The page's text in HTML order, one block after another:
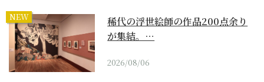
NEW
稀代の浮世絵師の作品200点余り
が集結。…
2026/08/06